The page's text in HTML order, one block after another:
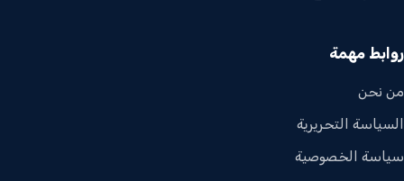
روابط مهمة
من نحن
السياسة التحريرية
سياسة الخصوصية